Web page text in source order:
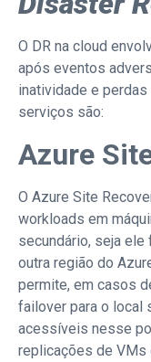
O DR na cloud
após eventos
inatividade e
serviços são:
Azure
O Azure Site
workloads em
secundário, seja
outra região do
permite, em casos
failover para o local
acessíveis nesse
replicações de VMs